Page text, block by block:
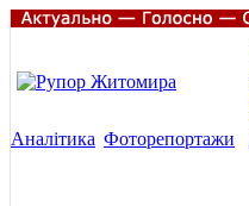
Аналітика Фоторепортажи